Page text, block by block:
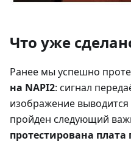
Что уже
Ранее мы успешно
на NAPI2: сигнал
изображение выводится
пройден следующий
протестирована